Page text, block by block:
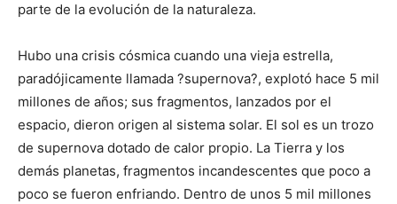
parte de la evolución de la naturaleza.
Hubo una crisis cósmica cuando una vieja estrella,
paradójicamente llamada ?supernova?, explotó hace 5 mil
millones de años; sus fragmentos, lanzados por el
espacio, dieron origen al sistema solar. El sol es un trozo
de supernova dotado de calor propio. La Tierra y los
demás planetas, fragmentos incandescentes que poco a
poco se fueron enfriando. Dentro de unos 5 mil millones